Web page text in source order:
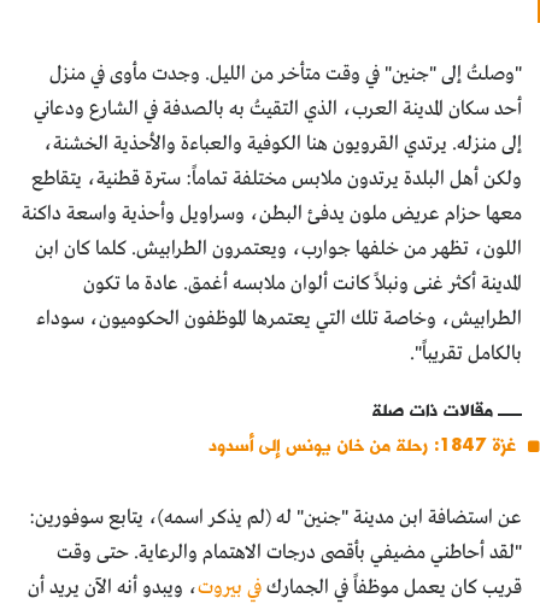
"وصلتُ إلى "جنين" في وقت متأخر من الليل. وجدت مأوى في منزل
أحد سكان المدينة العرب، الذي التقيتُ به بالصدفة في الشارع ودعاني
إلى منزله. يرتدي القرويون هنا الكوفية والعباءة والأحذية الخشنة،
ولكن أهل البلدة يرتدون ملابس مختلفة تماماً: سترة قطنية، يتقاطع
معها حزام عريض ملون يدفئ البطن، وسراويل وأحذية واسعة داكنة
اللون، تظهر من خلفها جوارب، ويعتمرون الطرابيش. كلما كان ابن
المدينة أكثر غنى ونبلاً كانت ألوان ملابسه أغمق. عادة ما تكون
الطرابيش، وخاصة تلك التي يعتمرها الموظفون الحكوميون، سوداء
بالكامل تقريباً".
مقالات ذات صلة
غزة 1847: رحلة من خان يونس إلى أسدود
عن استضافة ابن مدينة "جنين" له (لم يذكر اسمه)، يتابع سوفورين:
"لقد أحاطني مضيفي بأقصى درجات الاهتمام والرعاية. حتى وقت
قريب كان يعمل موظفاً في الجماركفي بيروت، ويبدو أنه الآن يريد أن